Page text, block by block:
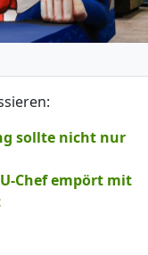
sollte nicht nur
Chef empört mit